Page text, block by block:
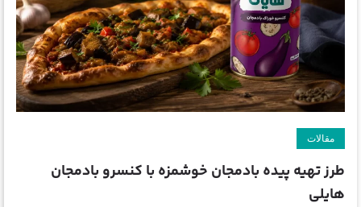
مقالات
طرز تهیه پیده بادمجان خوشمزه با کنسرو بادمجان
هایلی